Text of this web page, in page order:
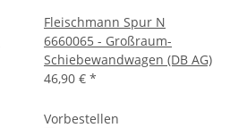
Fleischmann Spur N
6660065 - Großraum-
Schiebewandwagen (DB AG)
46,90 € *
Vorbestellen